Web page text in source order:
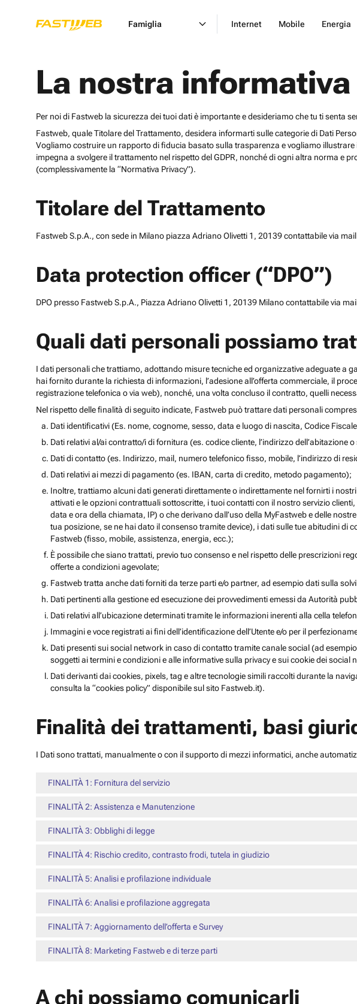
Famiglia Internet Mobile Energia
La nostra
Per noi di Fastweb la sicurezza dei tuoi dati è importante e desideriamo che tu ti senta
Fastweb, quale Titolare del Trattamento, desidera informarti sulle categorie di Dati
Vogliamo costruire un rapporto di fiducia basato sulla trasparenza e vogliamo
impegna a svolgere il trattamento nel rispetto del GDPR, nonché di ogni altra norma e
(complessivamente la “Normativa Privacy”).
Titolare del Trattamento
Fastweb S.p.A., con sede in Milano piazza Adriano Olivetti 1, 20139 contattabile via
Data protection officer (“DPO”)
DPO presso Fastweb S.p.A., Piazza Adriano Olivetti 1, 20139 Milano contattabile via
Quali dati personali possiamo
I dati personali che trattiamo, adottando misure tecniche ed organizzative adeguate a
hai fornito durante la richiesta di informazioni, l’adesione all’offerta commerciale, il
registrazione telefonica o via web), nonché, una volta concluso il contratto, quelli
Nel rispetto delle finalità di seguito indicate, Fastweb può trattare dati personali
Dati identificativi (Es. nome, cognome, sesso, data e luogo di nascita, Codice
Dati relativi al/ai contratto/i di fornitura (es. codice cliente, l’indirizzo
Dati di contatto (es. Indirizzo, mail, numero telefonico fisso, mobile, l’indirizzo di
Dati relativi ai mezzi di pagamento (es. IBAN, carta di credito, metodo pagamento);
Inoltre, trattiamo alcuni dati generati direttamente o indirettamente nel fornirti i
attivati e le opzioni contrattuali sottoscritte, i tuoi contatti con il nostro servizio
data e ora della chiamata, IP) o che derivano dall’uso della MyFastweb e delle
tua posizione, se ne hai dato il consenso tramite device), i dati sulle tue abitudini di
Fastweb (fisso, mobile, assistenza, energia, ecc.);
È possibile che siano trattati, previo tuo consenso e nel rispetto delle prescrizioni
offerte a condizioni agevolate;
Fastweb tratta anche dati forniti da terze parti e/o partner, ad esempio dati sulla
Dati pertinenti alla gestione ed esecuzione dei provvedimenti emessi da Autorità
Dati relativi all’ubicazione determinati tramite le informazioni inerenti alla cella
Immagini e voce registrati ai fini dell’identificazione dell’Utente e/o per il
Dati presenti sui social network in caso di contatto tramite canale social (ad
soggetti ai termini e condizioni e alle informative sulla privacy e sui cookie dei social
Dati derivanti dai cookies, pixels, tag e altre tecnologie simili raccolti durante la
consulta la “cookies policy” disponibile sul sito Fastweb.it).
Finalità dei trattamenti, basi
I Dati sono trattati, manualmente o con il supporto di mezzi informatici, anche
FINALITÀ 1: Fornitura del servizio
FINALITÀ 2: Assistenza e Manutenzione
FINALITÀ 3: Obblighi di legge
FINALITÀ 4: Rischio credito, contrasto frodi, tutela in giudizio
FINALITÀ 5: Analisi e profilazione individuale
FINALITÀ 6: Analisi e profilazione aggregata
FINALITÀ 7: Aggiornamento dell’offerta e Survey
FINALITÀ 8: Marketing Fastweb e di terze parti
A chi possiamo comunicarli